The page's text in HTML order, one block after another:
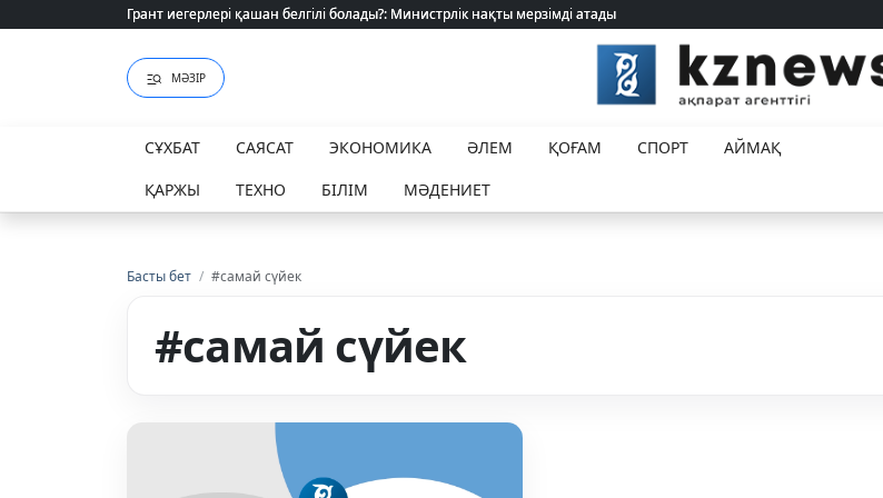
Грант иегерлері қашан белгілі болады?: Министрлік нақты мерзімді атады
Грант иегерлері қашан белгілі болады?: Министрлік нақты мерзімді атады
МӘЗІР
СҰХБАТ САЯСАТ ЭКОНОМИКА ӘЛЕМ ҚОҒАМ СПОРТ
АЙМАҚ
ҚАРЖЫ
ТЕХНО БІЛІМ МӘДЕНИЕТ
Басты бет / #самай сүйек
#самай сүйек